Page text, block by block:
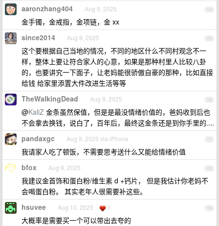
14
aaronzhang404 Aug 9, 2025
金手镯，金戒指，金项链，金 xx
15
since2014 Aug 9, 2025
这个要根据自己当地的情况，不同的地区什么不同村观念不一
样，整体上要让符合家人的心意，如果是那种村里人比较八卦
的，也要讲究一下面子，让老妈能很骄傲自豪的那种，比如直接
给钱 给家里添置大件改进生活等等
16
TheWalkingDead Aug 9, 2025
@KaliZ 金条虽然保值，但是是最没情绪价值的，爸妈收到后也
不会拿去换钱，说白了，百年后，最终这金条还是到你手里的....
17
pandaxgc Aug 9, 2025 via iPhone
我请家人吃了顿饭，不需要思考送什么又能给情绪价值
18
bfox Aug 9, 2025
我建议金首饰和蛋白粉/维生素 d +钙片， 但是我估计你老妈不
会喝蛋白粉。 其实老年人很需要补这些。
19
hsuvee Aug 10, 2025 1
大概率是需要买一个可以带出去夸的